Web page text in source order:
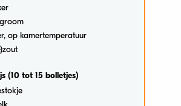
op kamertemperatuur
(10 tot 15 bolletjes)